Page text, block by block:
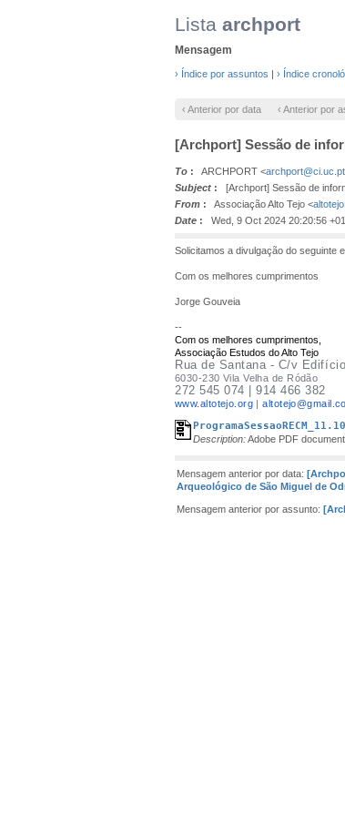
Lista archport
Mensagem
› Índice por assuntos | › Índice
‹ Anterior por data ‹ Anterior por
[Archport] Sessão de
To : ARCHPORT <archport@ci.uc.pt
Subject : [Archport] Sessão de
From : Associação Alto Tejo <
Date : Wed, 9 Oct 2024 20:20:56
Solicitamos a divulgação do seguinte
Com os melhores cumprimentos
Jorge Gouveia
--
Com os melhores cumprimentos,
Associação Estudos do Alto Tejo
Rua de Santana - C/v
6030-230 Vila Velha de Ródão
272545 074 | 914 466 382
www.altotejo.org |
Description:Adobe PDF document
Mensagem anterior por data:
Arqueológico de São Miguel de
Mensagem anterior por assunto: